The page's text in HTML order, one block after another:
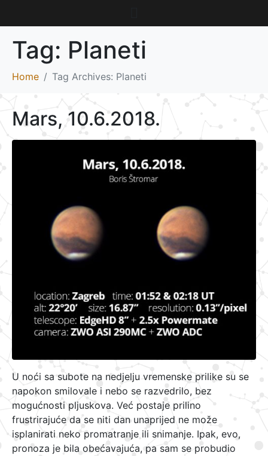
Tag: Planeti
Home Tag Archives: Planeti
Mars, 10.6.2018.
U noći sa subote na nedjelju vremenske prilike su se
napokon smilovale i nebo se razvedrilo, bez
mogućnosti pljuskova. Već postaje prilino
frustrirajuće da se niti dan unaprijed ne može
isplanirati neko promatranje ili snimanje. Ipak, evo,
pronoza je bila obećavajuća, pa sam se probudio